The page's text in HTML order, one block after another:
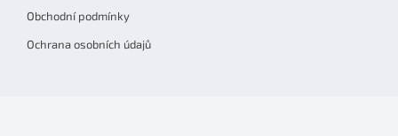
Obchodní podmínky
Ochrana osobních údajů